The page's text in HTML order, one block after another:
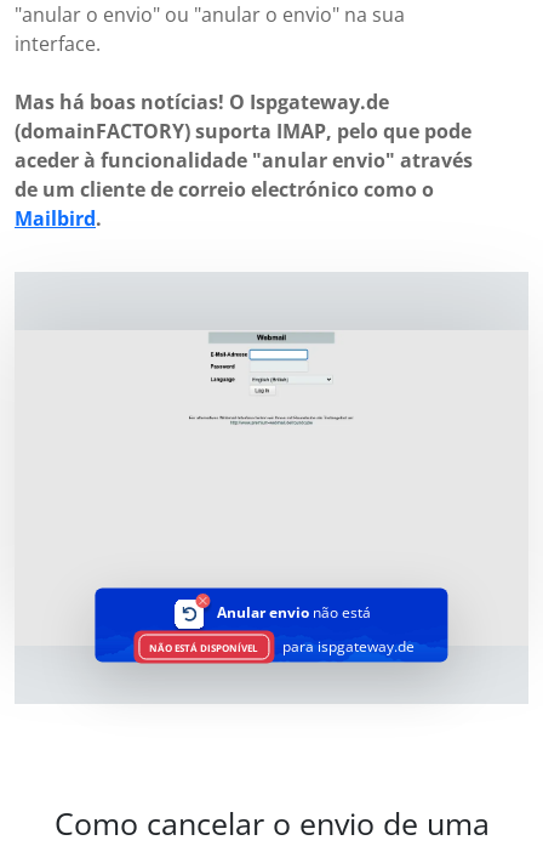
"anular o envio" ou "anular o envio" na sua
interface.
Mas há boas notícias! O Ispgateway.de
(domainFACTORY) suporta IMAP, pelo que pode
aceder à funcionalidade "anular envio" através
de um cliente de correio electrónico como o
Mailbird.
Anular envionão está
NÃO ESTÁ DISPONÍVEL para ispgateway.de
Como cancelar o envio de uma